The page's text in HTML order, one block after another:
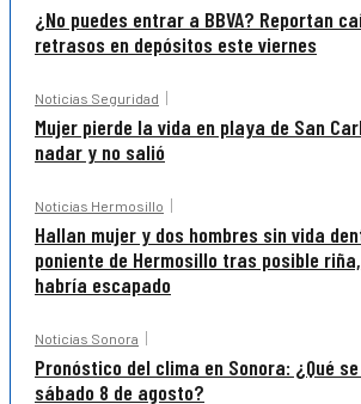
¿No puedes entrar a BBVA? Reportan
retrasos en depósitos este viernes
Noticias Seguridad
Mujer pierde la vida en playa de San
nadar y no salió
Noticias Hermosillo
Hallan mujer y dos hombres sin vida
poniente de Hermosillo tras posible
habría escapado
Noticias Sonora
Pronóstico del clima en Sonora: ¿Qué
sábado 8 de agosto?